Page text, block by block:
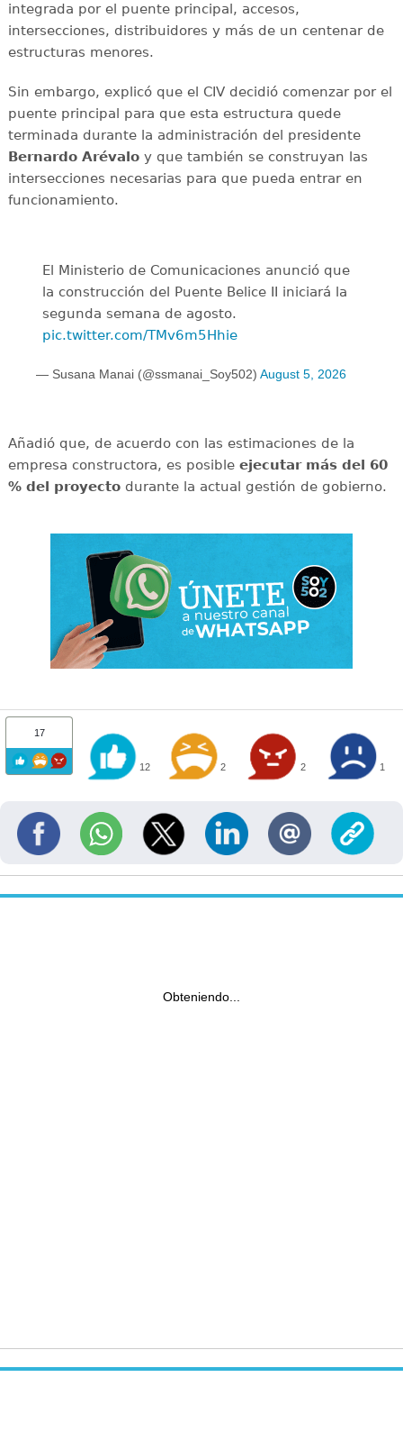
integrada por el puente principal, accesos,
intersecciones, distribuidores y más de un centenar de
estructuras menores.
Sin embargo, explicó que el CIV decidió comenzar por el
puente principal para que esta estructura quede
terminada durante la administración del presidente
Bernardo Arévaloy que también se construyan las
intersecciones necesarias para que pueda entrar en
funcionamiento.
El Ministerio de Comunicaciones anunció que
la construcción del Puente Belice II iniciará la
segunda semana de agosto.
pic.twitter.com/TMv6m5Hhie
— Susana Manai (@ssmanai_Soy502) August 5, 2026
Añadió que, de acuerdo con las estimaciones de la
empresa constructora, es posible ejecutar más del 60
% del proyectodurante la actual gestión de gobierno.
17
12 2 2 1
Obteniendo...